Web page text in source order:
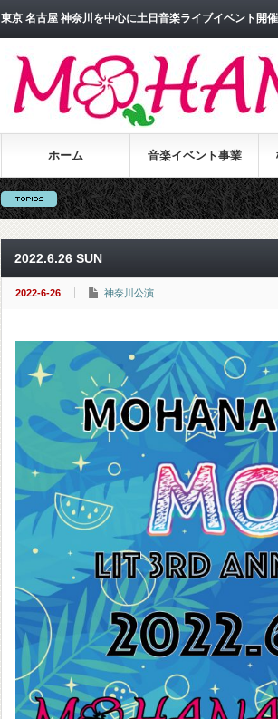
東京 名古屋 神奈川を中心に土日音楽ライブイベント開
ホーム 音楽イベント事業
2022.6.26 SUN
2022-6-26 神奈川公演